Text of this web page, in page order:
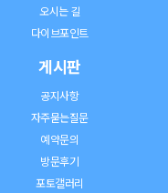
오시는 길
다이브포인트
게시판
공지사항
자주묻는질문
예약문의
방문후기
포토갤러리